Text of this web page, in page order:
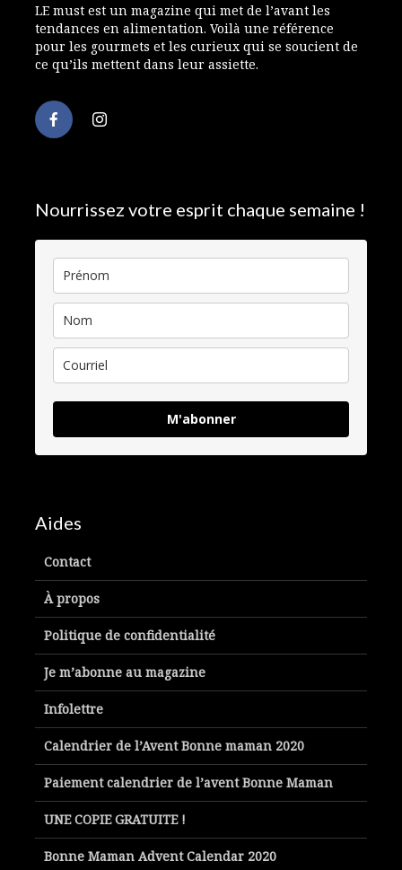
LE must est un magazine qui met de l’avant les
tendances en alimentation. Voilà une référence
pour les gourmets et les curieux qui se soucient de
ce qu’ils mettent dans leur assiette.
Nourrissez votre esprit chaque semaine !
M'abonner
Aides
Contact
À propos
Politique de confidentialité
Je m’abonne au magazine
Infolettre
Calendrier de l’Avent Bonne maman 2020
Paiement calendrier de l’avent Bonne Maman
UNE COPIE GRATUITE !
Bonne Maman Advent Calendar 2020